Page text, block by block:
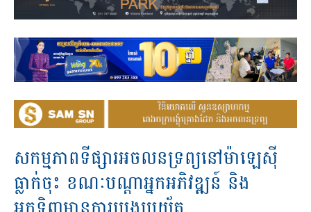
សកម្មភាពទីផ្សារអចលនទ្រព្យនៅម៉ាឡេស៊ី
ធ្លាក់ចុះ ខណៈបណ្តាអ្នកអភិវឌ្ឍន៍ និង